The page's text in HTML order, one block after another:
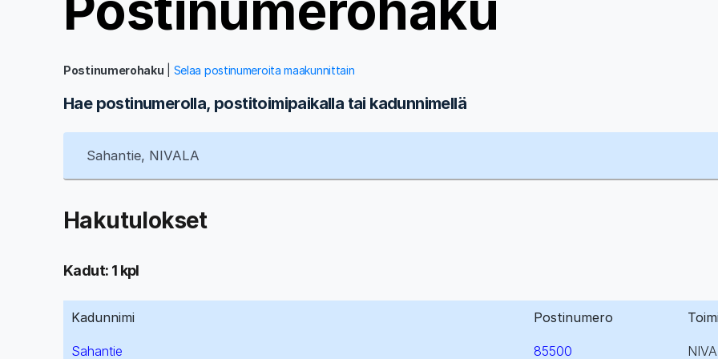
Postinumerohaku Selaa postinumeroita maakunnittain
Hae postinumerolla, postitoimipaikalla tai kadunnimellä
Hakutulokset
Kadut: 1 kpl
Kadunnimi Postinumero
Sahantie 85500